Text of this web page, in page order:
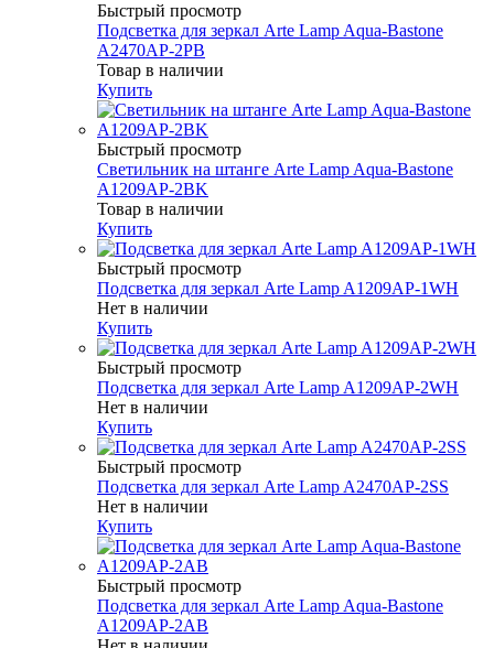
Быстрый просмотр
Подсветка для зеркал Arte Lamp Aqua-Bastone
A2470AP-2PB
Товар в наличии
Купить
Быстрый просмотр
Светильник на штанге Arte Lamp Aqua-Bastone
A1209AP-2BK
Товар в наличии
Купить
Быстрый просмотр
Подсветка для зеркал Arte Lamp A1209AP-1WH
Нет в наличии
Купить
Быстрый просмотр
Подсветка для зеркал Arte Lamp A1209AP-2WH
Нет в наличии
Купить
Быстрый просмотр
Подсветка для зеркал Arte Lamp A2470AP-2SS
Нет в наличии
Купить
Быстрый просмотр
Подсветка для зеркал Arte Lamp Aqua-Bastone
A1209AP-2AB